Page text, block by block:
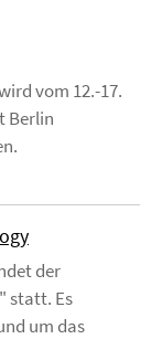
vom 12.-17.
Berlin
der
statt. Es
um das